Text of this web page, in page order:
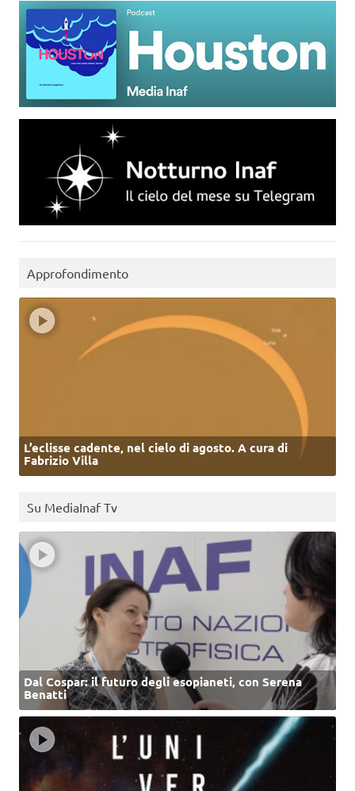
Approfondimento
L’eclisse cadente, nel cielo di agosto. A cura di
Fabrizio Villa
Su MediaInaf Tv
Dal Cospar: il futuro degli esopianeti, con Serena
Benatti